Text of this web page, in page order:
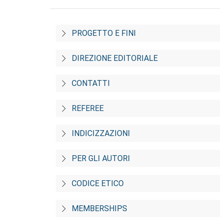
PROGETTO E FINI
DIREZIONE EDITORIALE
CONTATTI
REFEREE
INDICIZZAZIONI
PER GLI AUTORI
CODICE ETICO
MEMBERSHIPS